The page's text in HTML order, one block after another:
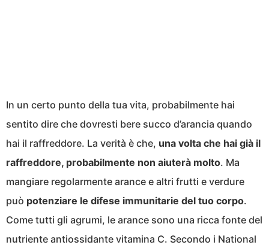
In un certo punto della tua vita, probabilmente hai
sentito dire che dovresti bere succo d’arancia quando
hai il raffreddore. La verità è che, una volta che hai già il
raffreddore, probabilmente non aiuterà molto. Ma
mangiare regolarmente arance e altri frutti e verdure
può potenziare le difese immunitarie del tuo corpo.
Come tutti gli agrumi, le arance sono una ricca fonte del
nutriente antiossidante vitamina C. Secondo i National